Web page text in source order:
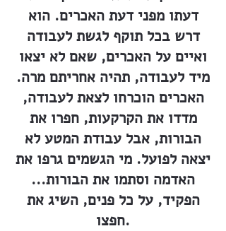
דעתו מפני דעת האכרים. הוא
דרש בכל תוקף לגשת לעבודה
ואיים על האכרים, שאם לא יצאו
מיד לעבודה, תהיה אחריתם מרה.
האכרים הוכרחו לצאת לעבודה,
מדדו את הקרקעות, חפרו את
הבורות, אבל עבודת המטע לא
יצאה לפועל. מי הגשמים גרפו את
האדמה וסתמו את הבורות...
הפקיד, על כל פנים, השיג את
חפצו.